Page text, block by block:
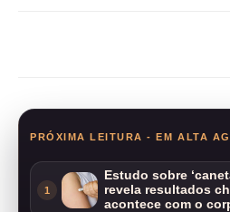
PRÓXIMA LEITURA - EM ALTA
1
Estudo sobre
revela resultados
acontece com o